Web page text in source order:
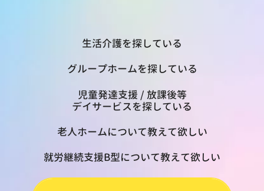
生活介護を探している
グループホームを探している
児童発達支援 / 放課後等
デイサービスを探している
老人ホームについて教えて欲しい
就労継続支援B型について教えて欲しい